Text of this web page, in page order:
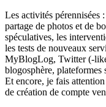
Les activités pérennisées
partage de photos et de
spéculatives, les
les tests de nouveaux
MyBlogLog, Twitter (-
blogosphère,
Et encore, je fais
de création de compte